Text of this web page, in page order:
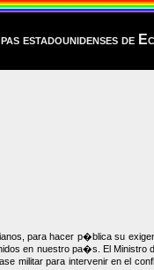
estadounidenses de
para hacer p�blica su
en nuestro pa�s. El
para intervenir en el